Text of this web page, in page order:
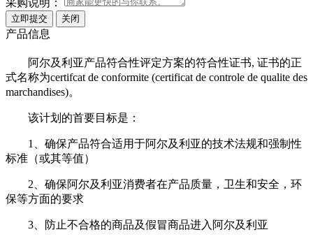
采购说明：
产品信息
阿尔及利亚产品符合性评定方案的符合性证书, 证书的正
式名称为certifcat de conformite (certificat de controle de qualite des
marchandises)。
该计划的首要目标是：
1、确保产品符合适用于阿尔及利亚的技术法规和强制性
标准（或其等值）
2、确保阿尔及利亚消费者在产品质量，卫生和安全，环
保等方面的要求
3、防止不合格的商品及假冒商品进入阿尔及利亚